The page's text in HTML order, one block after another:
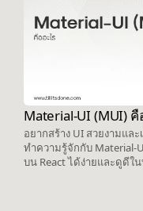
Material-UI (MUI) คื
อยากสร้าง UI สวยงามแล
ทำความรู้จักกับ
บน React ได้ง่ายและดูดีใ